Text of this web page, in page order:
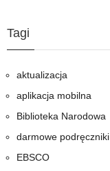
Tagi
aktualizacja
aplikacja mobilna
Biblioteka Narodowa
darmowe podręczniki
EBSCO